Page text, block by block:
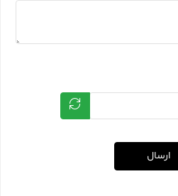
ارسال